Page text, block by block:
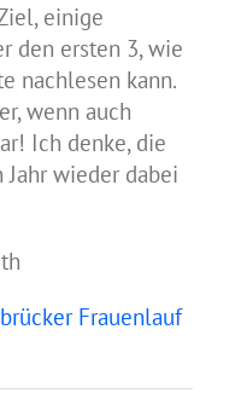
einige
den ersten 3, wie
nachlesen kann.
wenn auch
Ich denke, die
wieder dabei
Frauenlauf